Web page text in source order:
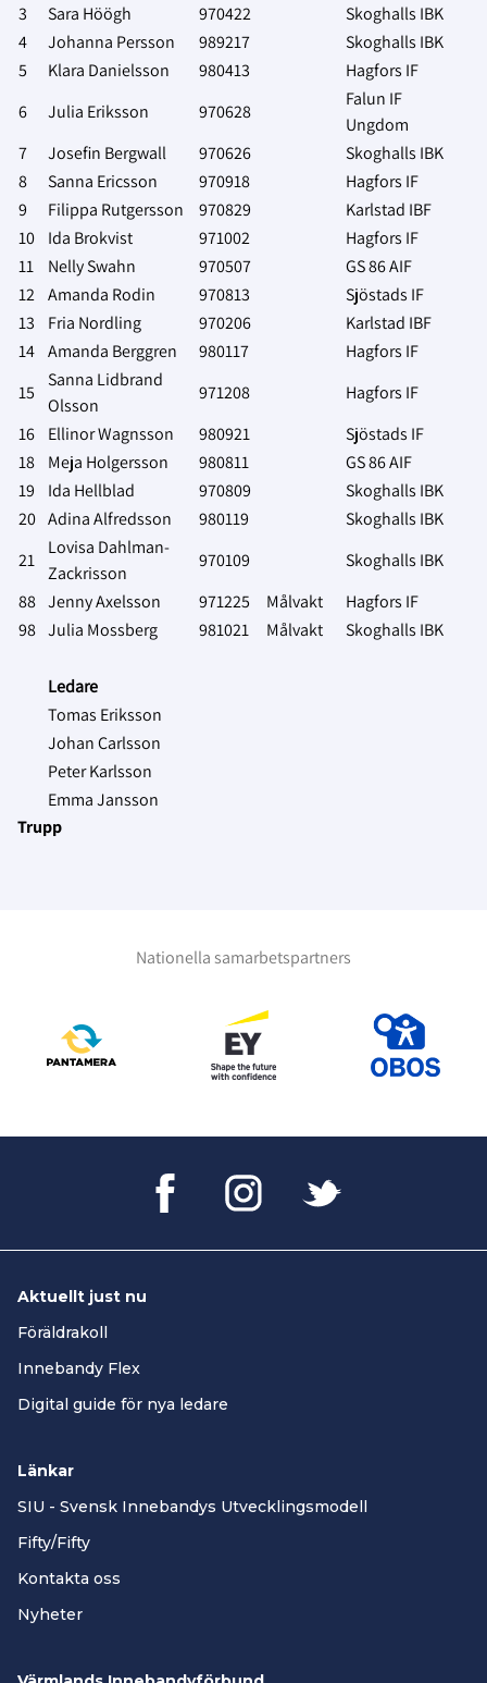
3
Sara Höögh 970422
Skoghalls IBK
4
Johanna Persson 989217
Skoghalls IBK
5
Klara Danielsson 980413
Hagfors IF
6
Julia Eriksson 970628
Falun IF
Ungdom
7
Josefin Bergwall 970626
Skoghalls IBK
8
Sanna Ericsson 970918
Hagfors IF
9
Filippa Rutgersson 970829
Karlstad IBF
10
Ida Brokvist 971002
Hagfors IF
11
Nelly Swahn 970507
GS 86 AIF
12 Amanda Rodin 970813
Sjöstads IF
13
Fria Nordling 970206
Karlstad IBF
14 Amanda Berggren 980117
Hagfors IF
15
Sanna Lidbrand
Olsson
971208
Hagfors IF
16
Ellinor Wagnsson 980921
Sjöstads IF
18
Meja Holgersson 980811
GS 86 AIF
19
Ida Hellblad 970809
Skoghalls IBK
20 Adina Alfredsson 980119
Skoghalls IBK
21
Lovisa Dahlman-
Zackrisson
970109
Skoghalls IBK
88 Jenny Axelsson 971225 Målvakt
Hagfors IF
98 Julia Mossberg 981021 Målvakt Skoghalls IBK
Ledare
Tomas Eriksson
Johan Carlsson
Peter Karlsson
Emma Jansson
Trupp
Nationella samarbetspartners
Aktuellt just nu
Föräldrakoll
Innebandy Flex
Digital guide för nya ledare
Länkar
SIU - Svensk Innebandys Utvecklingsmodell
Fifty/Fifty
Kontakta oss
Nyheter